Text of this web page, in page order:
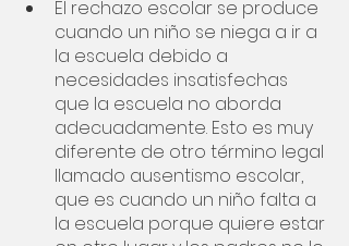
El rechazo escolar se produce
cuando un niño se niega a ir a
la escuela debido a
necesidades insatisfechas
que la escuela no aborda
adecuadamente. Esto es muy
diferente de otro término legal
llamado ausentismo escolar,
que es cuando un niño falta a
la escuela porque quiere estar